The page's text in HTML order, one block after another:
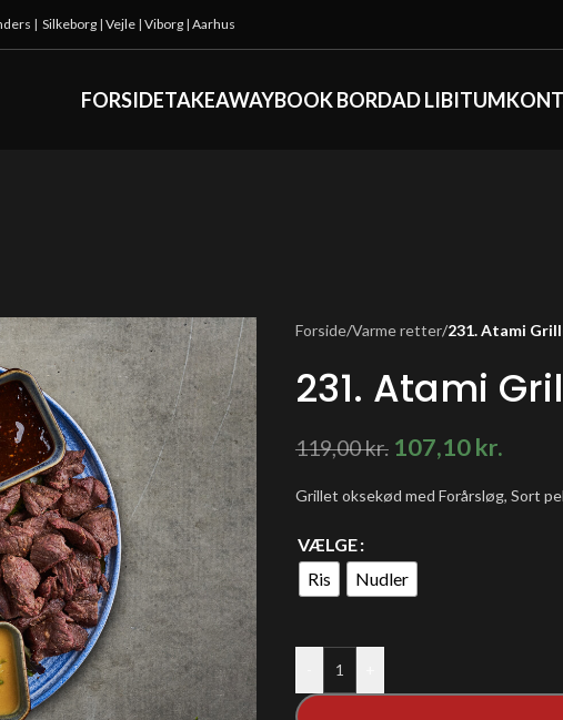
| Silkeborg | Vejle | Viborg | Aarhus
FORSIDETAKEAWAYBOOK BORDAD LIBITUM
Forside/Varme retter/231. Atami
231. Atami
119,00kr. 107,10kr.
Grillet oksekød med Forårsløg, Sort
VÆLGE
Ris
Nudler